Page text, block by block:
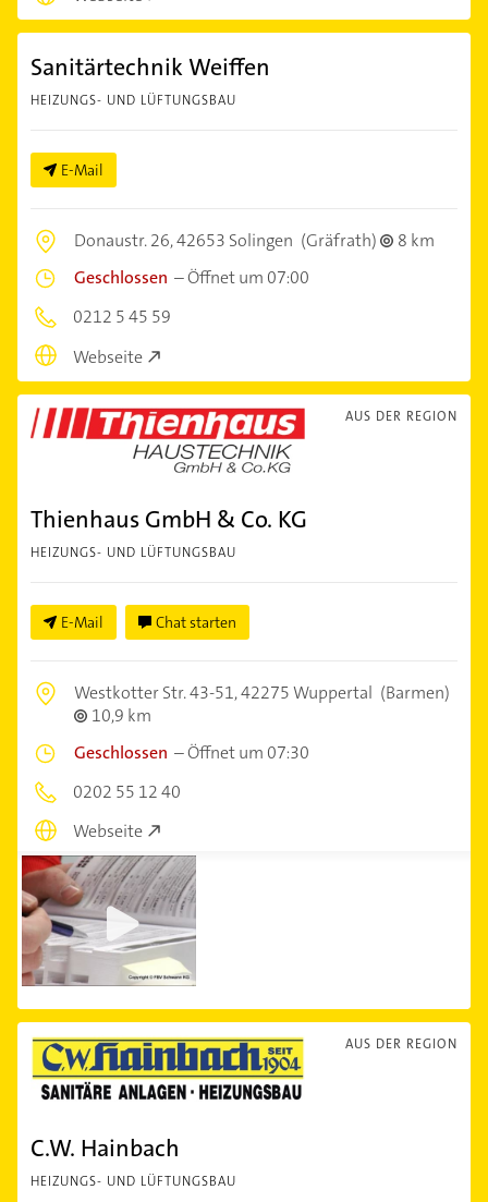
Sanitärtechnik Weiffen
HEIZUNGS- UND LÜFTUNGSBAU
E-Mail
Donaustr. 26,42653 Solingen (Gräfrath)
8 km
Geschlossen –Öffnet um 07:00
0212 5 45 59
Webseite
AUS DER REGION
Thienhaus GmbH & Co. KG
HEIZUNGS- UND LÜFTUNGSBAU
E-Mail Chat starten
Westkotter Str. 43-51,42275 Wuppertal (Barmen)
10,9 km
Geschlossen –Öffnet um 07:30
0202 55 12 40
Webseite
AUS DER REGION
C.W. Hainbach
HEIZUNGS- UND LÜFTUNGSBAU